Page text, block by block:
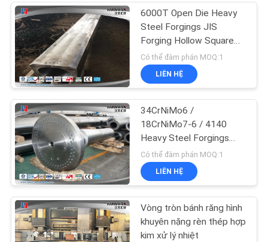
SƠ
ĐỒ
TRANG
WEB
PRIVACY
POLICY
6000T Open Die Heavy
Steel Forgings JIS
Forging Hollow Square
Tube
Có thể đàm phán MOQ:1
LIÊN HỆ
34CrNiMo6 /
18CrNiMo7-6 / 4140
Heavy Steel Forgings
Wind Turbine Main Shaft
Có thể đàm phán MOQ:1
LIÊN HỆ
Vòng tròn bánh răng hình
khuyên nặng rèn thép hợp
kim xử lý nhiệt